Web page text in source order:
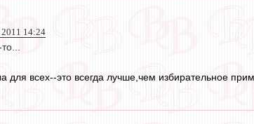
2011 14:24
для всех--это всегда лучше,чем избирательное